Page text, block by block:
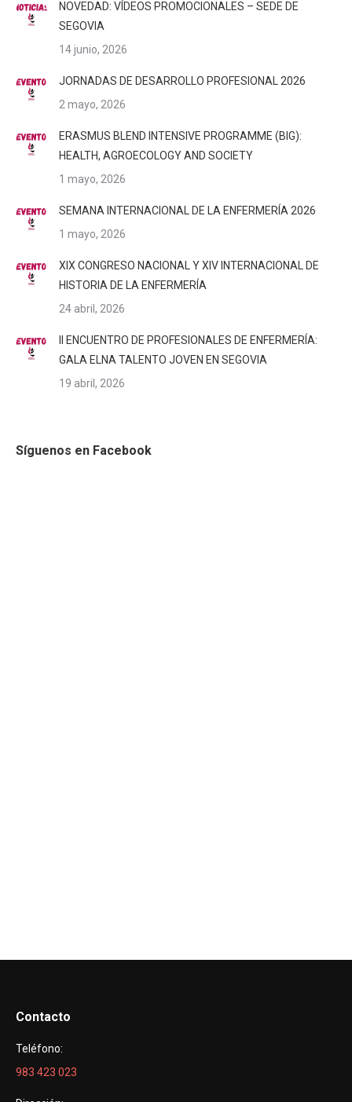
NOVEDAD: VÍDEOS PROMOCIONALES – SEDE DE
SEGOVIA
14 junio, 2026
JORNADAS DE DESARROLLO PROFESIONAL 2026
2 mayo, 2026
ERASMUS BLEND INTENSIVE PROGRAMME (BIG):
HEALTH, AGROECOLOGY AND SOCIETY
1 mayo, 2026
SEMANA INTERNACIONAL DE LA ENFERMERÍA 2026
1 mayo, 2026
XIX CONGRESO NACIONAL Y XIV INTERNACIONAL DE
HISTORIA DE LA ENFERMERÍA
24 abril, 2026
II ENCUENTRO DE PROFESIONALES DE ENFERMERÍA:
GALA ELNA TALENTO JOVEN EN SEGOVIA
19 abril, 2026
Síguenos en Facebook
Contacto
Teléfono:
983 423 023